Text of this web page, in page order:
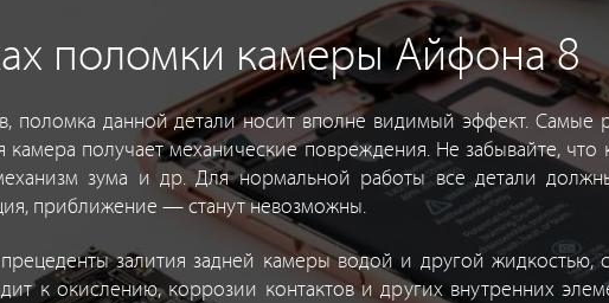
поломки камеры Айфона 8
поломка данной детали носит вполне видимый эффект.
камера получает механические повреждения. Не забывайте,
зума и др. Для нормальной работы все детали
приближение — станут невозможны.
залития задней камеры водой и другой
к окислению, коррозии контактов и других внутренних